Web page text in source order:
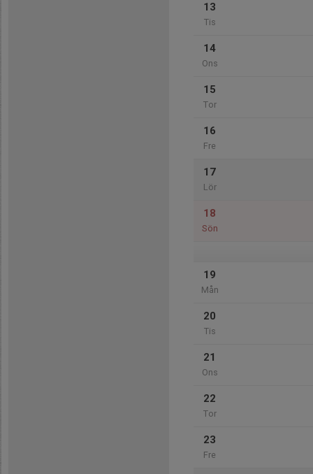
13
Tis
14
Ons
15
Tor
16
Fre
17
Lör
18
Sön
19
Mån
20
Tis
21
Ons
22
Tor
23
Fre